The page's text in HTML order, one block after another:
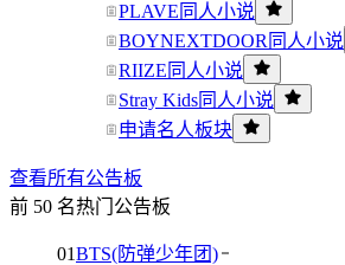
PLAVE同人小说
BOYNEXTDOOR同人小说
RIIZE同人小说
Stray Kids同人小说
申请名人板块
查看所有公告板
前 50 名热门公告板
01BTS(防弹少年团)